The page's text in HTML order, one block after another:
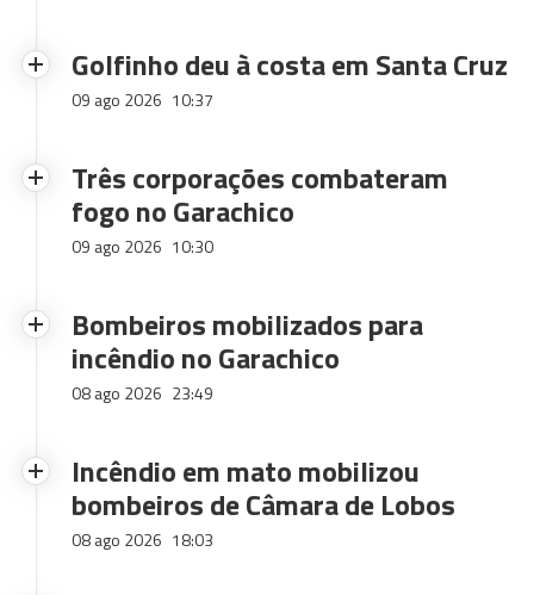
Golfinho deu à costa em Santa Cruz
09 ago 2026 10:37
Três corporações combateram
fogo no Garachico
09 ago 2026 10:30
Bombeiros mobilizados para
incêndio no Garachico
08 ago 2026 23:49
Incêndio em mato mobilizou
bombeiros de Câmara de Lobos
08 ago 2026 18:03